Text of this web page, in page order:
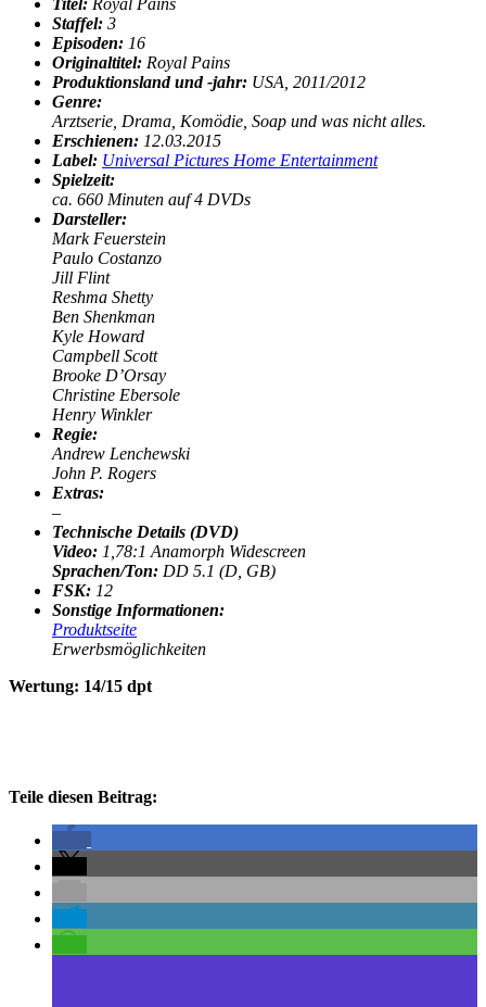
Titel: Royal Pains
Staffel: 3
Episoden: 16
Originaltitel: Royal Pains
Produktionsland und -jahr: USA, 2011/2012
Genre:
Arztserie, Drama, Komödie, Soap und was nicht alles.
Erschienen: 12.03.2015
Label: Universal Pictures Home Entertainment
Spielzeit:
ca. 660 Minuten auf 4 DVDs
Darsteller:
Mark Feuerstein
Paulo Costanzo
Jill Flint
Reshma Shetty
Ben Shenkman
Kyle Howard
Campbell Scott
Brooke D’Orsay
Christine Ebersole
Henry Winkler
Regie:
Andrew Lenchewski
John P. Rogers
Extras:
–
Technische Details (DVD)
Video: 1,78:1 Anamorph Widescreen
Sprachen/Ton: DD 5.1 (D, GB)
FSK: 12
Sonstige Informationen:
Produktseite
Erwerbsmöglichkeiten
Wertung: 14/15 dpt
Teile diesen Beitrag: